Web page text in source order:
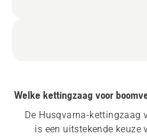
Welke kettingzaag voor
De Husqvarna-kettingzaag
is een uitstekende keuze